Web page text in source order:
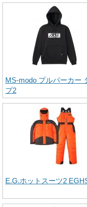
MS-modo プルパーカー
プ2
E.G.ホットスーツ2